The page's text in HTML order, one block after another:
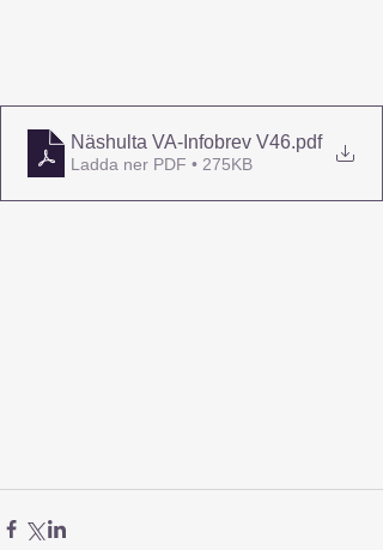
Näshulta VA-Infobrev V46.pdf
Ladda ner PDF • 275KB